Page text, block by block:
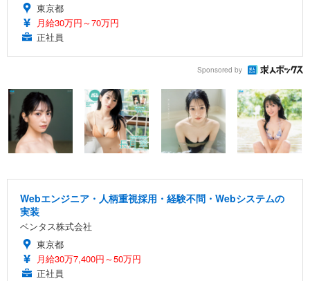
東京都
月給30万円～70万円
正社員
Sponsored by
Webエンジニア・人柄重視採用・経験不問・Webシステムの
実装
ベンタス株式会社
東京都
月給30万7,400円～50万円
正社員